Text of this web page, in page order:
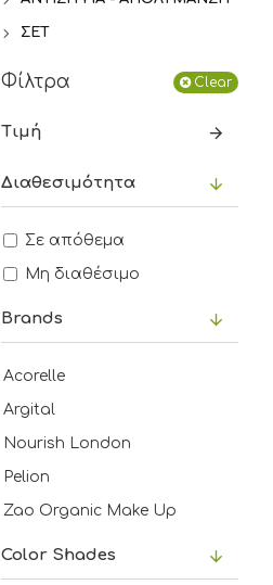
ΣΕΤ
Φίλτρα Clear
Τιμή
Brands
Acorelle
Argital
Nourish London
Pelion
Zao Organic Make Up
Color Shades
Διαθεσιμότητα
Σε απόθεμα
Μη διαθέσιμο